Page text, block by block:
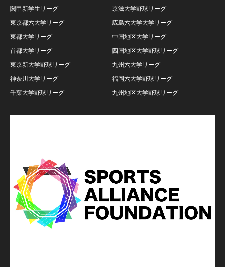
関甲新学生リーグ
東京都六大学リーグ
東都大学リーグ
首都大学リーグ
東京新大学野球リーグ
神奈川大学リーグ
千葉大学野球リーグ
京滋大学野球リーグ
広島六大学大学リーグ
中国地区大学リーグ
四国地区大学野球リーグ
九州六大学リーグ
福岡六大学野球リーグ
九州地区大学野球リーグ